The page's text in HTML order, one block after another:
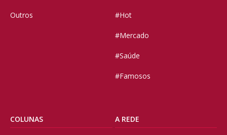
Outros #Hot
#Mercado
#Saúde
#Famosos
COLUNAS A REDE